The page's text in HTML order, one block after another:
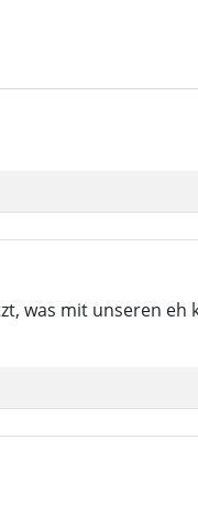
was mit unseren eh